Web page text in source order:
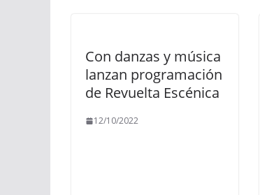
Con danzas y música
lanzan programación
de Revuelta Escénica
12/10/2022